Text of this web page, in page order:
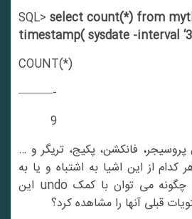
SQL>select count(*) from
timestamp( sysdate -interval
COUNT(*)
———-
9
فانکشن، پکیج، تریگر و …
از این اشیا به اشتباه و یا به
، چگونه می توان با کمک undo این
قبلی آنها را مشاهده کرد؟